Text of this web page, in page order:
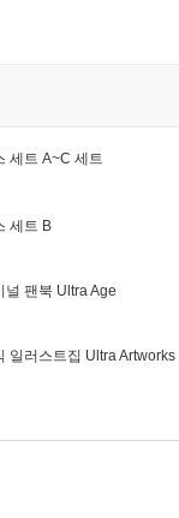
세트 A~C 세트
세트 B
널 팬북 Ultra Age
일러스트집 Ultra Artworks